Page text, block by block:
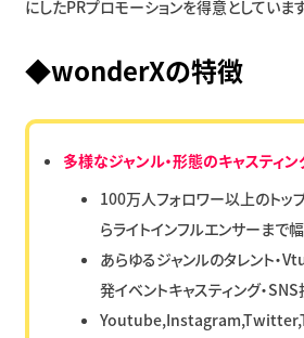
にしたPRプロモーションを得意としています
◆wonderXの特徴
多様なジャンル・形態のキャスティ
100万人フォロワー以上のトッ
らライトインフルエンサーまで
あらゆるジャンルのタレント・
発イベントキャスティング・